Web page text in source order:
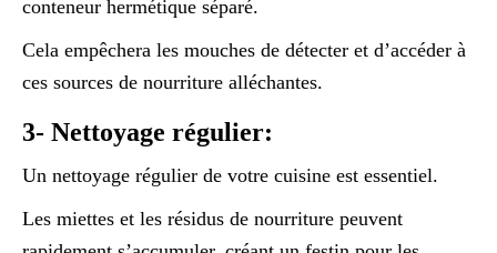
conteneur hermétique séparé.
Cela empêchera les mouches de détecter et d’accéder à
ces sources de nourriture alléchantes.
3- Nettoyage régulier:
Un nettoyage régulier de votre cuisine est essentiel.
Les miettes et les résidus de nourriture peuvent